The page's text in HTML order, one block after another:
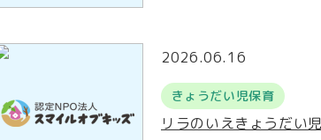
2026.06.16
きょうだい児保育
リラのいえきょうだい